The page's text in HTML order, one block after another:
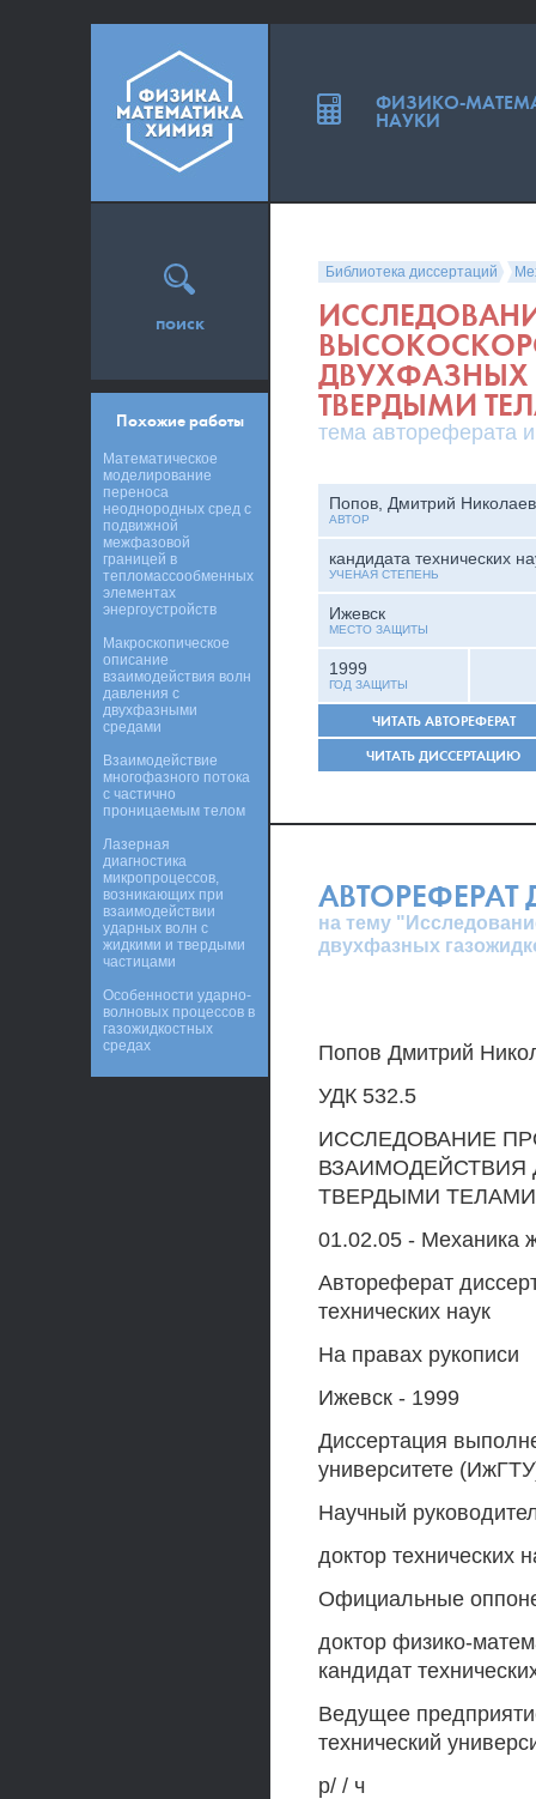
Библиотека диссертаций
ДВУХФАЗНЫХ
ТВЕРДЫМИ
тема автореферата
Попов, Дмитрий
АВТОР
кандидата технических
УЧЕНАЯ СТЕПЕНЬ
Ижевск
МЕСТО ЗАЩИТЫ
1999
ГОД ЗАЩИТЫ
ЧИТАТЬ АВТОРЕФЕРАТ
ЧИТАТЬ ДИССЕРТАЦИЮ
АВТОРЕФЕРАТ
на тему
двухфазных
Попов Дмитрий
УДК 532.5
ИССЛЕДОВАНИЕ
ВЗАИМОДЕЙСТВИЯ
ТВЕРДЫМИ ТЕЛАМИ
01.02.05 - Механика
Автореферат
технических наук
На правах рукописи
Ижевск - 1999
Диссертация
университете
Научный
доктор технических
Официальные
доктор физико-
кандидат
Ведущее
технический
р/ / ч
поиск
Похожие работы
Математическое
моделирование
переноса
неоднородных сред с
подвижной
межфазовой
границей в
тепломассообменных
элементах
энергоустройств
Макроскопическое
описание
взаимодействия волн
давления с
двухфазными
средами
Взаимодействие
многофазного потока
с частично
проницаемым телом
Лазерная
диагностика
микропроцессов,
возникающих при
взаимодействии
ударных волн с
жидкими и твердыми
частицами
Особенности ударно-
волновых процессов в
газожидкостных
средах
ФИЗИКО-
НАУКИ